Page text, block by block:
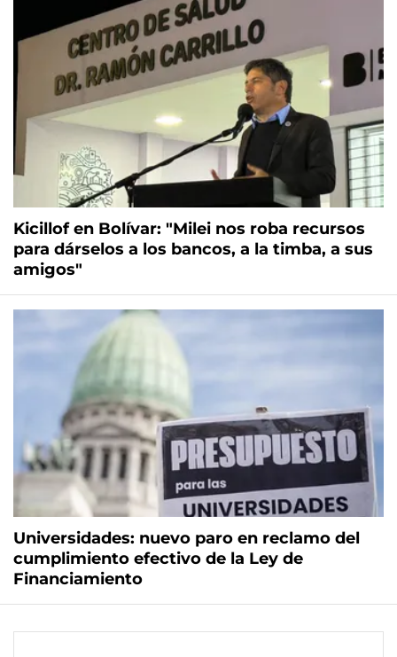
Kicillof en Bolívar: "Milei nos roba recursos
para dárselos a los bancos, a la timba, a sus
amigos"
Universidades: nuevo paro en reclamo del
cumplimiento efectivo de la Ley de
Financiamiento